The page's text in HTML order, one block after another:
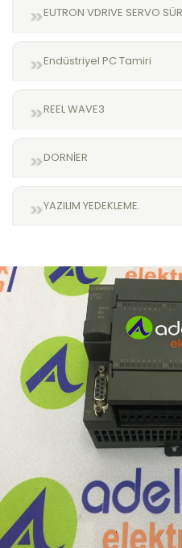
EUTRON VDRIVE SERVO
Endüstriyel PC Tamiri
REEL WAVE3
DORNİER
YAZILIM YEDEKLEME.